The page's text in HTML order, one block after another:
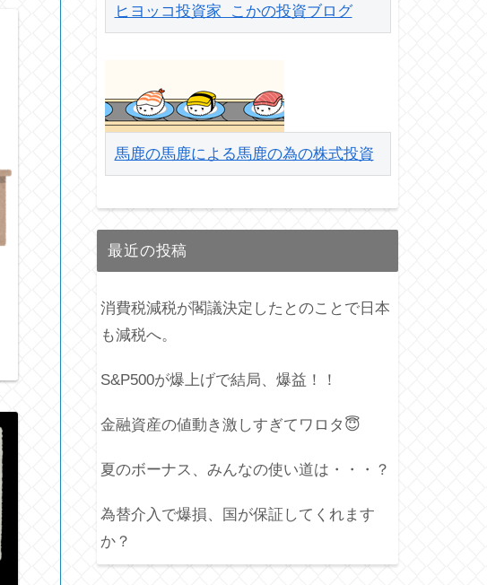
ヒヨッコ投資家 こかの投資ブログ
馬鹿の馬鹿による馬鹿の為の株式投資
最近の投稿
消費税減税が閣議決定したとのことで日本
も減税へ。
S&P500が爆上げで結局、爆益！！
金融資産の値動き激しすぎてワロタ😇
夏のボーナス、みんなの使い道は・・・？
為替介入で爆損、国が保証してくれます
か？